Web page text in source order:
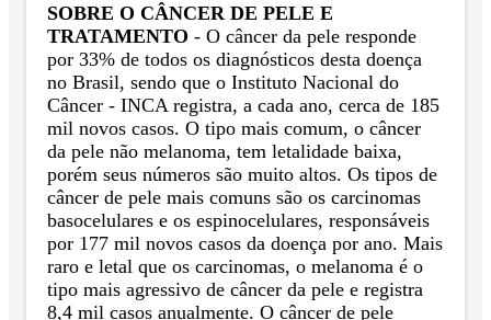
SOBRE O CÂNCER DE PELE E
TRATAMENTO - O câncer da pele responde
por 33% de todos os diagnósticos desta doença
no Brasil, sendo que o Instituto Nacional do
Câncer - INCA registra, a cada ano, cerca de 185
mil novos casos. O tipo mais comum, o câncer
da pele não melanoma, tem letalidade baixa,
porém seus números são muito altos. Os tipos de
câncer de pele mais comuns são os carcinomas
basocelulares e os espinocelulares, responsáveis
por 177 mil novos casos da doença por ano. Mais
raro e letal que os carcinomas, o melanoma é o
tipo mais agressivo de câncer da pele e registra
8,4 mil casos anualmente. O câncer de pele